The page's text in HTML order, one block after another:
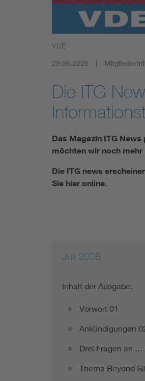
VDE
29.06.2026
Die ITG
Das Magazin ITG
möchten wir noch
Die ITG news
Sie hier online.
Juli 2026
Inhalt der Ausgabe:
Vorwort 01
Ankündigungen
Drei Fragen an …
Thema Beyond